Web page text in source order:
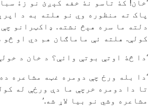
‘خان! کۀ تاسو نۀ خفه کېږئ نو زۀ
پاک ته منظوره وي نو هلته به د
دلته ما سره هېڅ نشته. ډاکټرانو
کولې. هلته ئې ماماګان هم دي او
‘دا څۀ اوتې بوتې وائې؟ د خان د
‘دا بله ورځ چې دومره غټه مشاعره
تا دا دومره خرچې ما دې ورځې له
مشاعره وشي نو بيا لاړ شه.’